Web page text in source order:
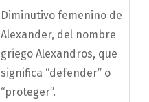
Diminutivo femenino de
Alexander, del nombre
griego Alexandros, que
significa “defender” o
“proteger”.